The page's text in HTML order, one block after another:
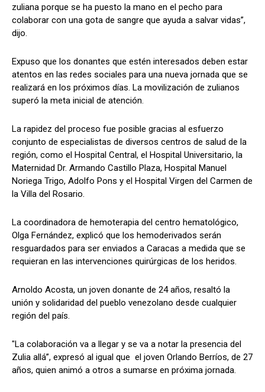
zuliana porque se ha puesto la mano en el pecho para
colaborar con una gota de sangre que ayuda a salvar vidas”,
dijo.
Expuso que los donantes que estén interesados deben estar
atentos en las redes sociales para una nueva jornada que se
realizará en los próximos días. La movilización de zulianos
superó la meta inicial de atención.
La rapidez del proceso fue posible gracias al esfuerzo
conjunto de especialistas de diversos centros de salud de la
región, como el Hospital Central, el Hospital Universitario, la
Maternidad Dr. Armando Castillo Plaza, Hospital Manuel
Noriega Trigo, Adolfo Pons y el Hospital Virgen del Carmen de
la Villa del Rosario.
La coordinadora de hemoterapia del centro hematológico,
Olga Fernández, explicó que los hemoderivados serán
resguardados para ser enviados a Caracas a medida que se
requieran en las intervenciones quirúrgicas de los heridos.
Arnoldo Acosta, un joven donante de 24 años, resaltó la
unión y solidaridad del pueblo venezolano desde cualquier
región del país.
"La colaboración va a llegar y se va a notar la presencia del
Zulia allá”, expresó al igual que el joven Orlando Berríos, de 27
años, quien animó a otros a sumarse en próxima jornada.